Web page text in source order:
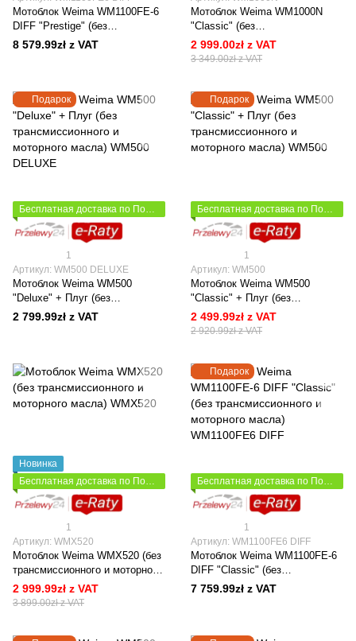
Мотоблок Weima WM1100FE-6
DIFF "Prestige" (без
трансмиссионного и моторного
8 579.99zł z VAT
Мотоблок Weima WM1000N
"Classic" (без
трансмиссионного и моторного
масла)
2 999.00zł z VAT
3 349.00zł z VAT
Подарок
Бесплатная доставка по Польше
1
Артикул: WM500 DELUXE
Мотоблок Weima WM500
"Deluxe" + Плуг (без
трансмиссионного и моторного
2 799.99zł z VAT
Подарок
Бесплатная доставка по Польше
1
Артикул: WM500
Мотоблок Weima WM500
"Classic" + Плуг (без
трансмиссионного и моторного
масла)
2 499.99zł z VAT
2 920.99zł z VAT
Новинка
Бесплатная доставка по Польше
1
Артикул: WMX520
Мотоблок Weima WMX520 (без
трансмиссионного и моторного
масла)
2 999.99zł z VAT
3 899.00zł z VAT
Подарок
Бесплатная доставка по Польше
1
Артикул: WM1100FE6 DIFF
Мотоблок Weima WM1100FE-6
DIFF "Classic" (без
трансмиссионного и моторного
7 759.99zł z VAT